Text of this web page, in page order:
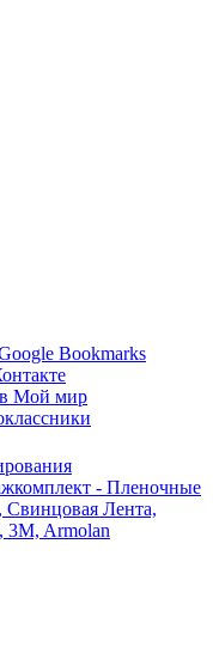
- Пленочные
Свинцовая Лента,
3M, Armolan